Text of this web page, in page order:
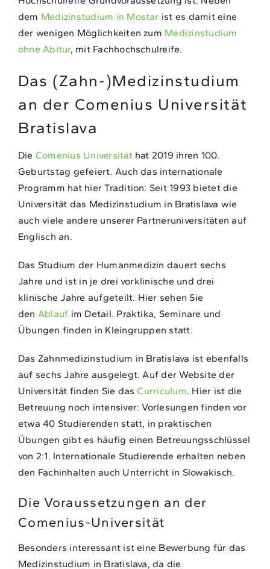
dem Medizinstudium in Mostar ist es damit eine
der wenigen Möglichkeiten zum Medizinstudium
ohne Abitur, mit Fachhochschulreife.
Das (Zahn-)Medizinstudium
an der Comenius Universität
Bratislava
Die Comenius Universitäthat 2019 ihren 100.
Geburtstag gefeiert. Auch das internationale
Programm hat hier Tradition: Seit 1993 bietet die
Universität das Medizinstudium in Bratislava wie
auch viele andere unserer Partneruniversitäten auf
Englisch an.
Das Studium der Humanmedizin dauert sechs
Jahre und ist in je drei vorklinische und drei
klinische Jahre aufgeteilt. Hier sehen Sie
den Ablauf im Detail. Praktika, Seminare und
Übungen finden in Kleingruppen statt.
Das Zahnmedizinstudium in Bratislava ist ebenfalls
auf sechs Jahre ausgelegt. Auf der Website der
Universität finden Sie dasCurriculum. Hier ist die
Betreuung noch intensiver: Vorlesungen finden vor
etwa 40 Studierenden statt, in praktischen
Übungen gibt es häufig einen Betreuungsschlüssel
von 2:1. Internationale Studierende erhalten neben
den Fachinhalten auch Unterricht in Slowakisch.
Die Voraussetzungen an der
Comenius-Universität
Besonders interessant ist eine Bewerbung für das
Medizinstudium in Bratislava, da die